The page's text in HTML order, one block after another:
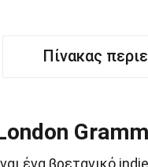
Πίνακας
ένα βρετανικό